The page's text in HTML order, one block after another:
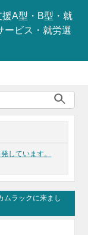
A型・B型・就
ービス・就労選
しています。
ムラックに来まし